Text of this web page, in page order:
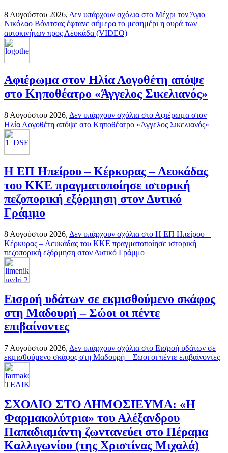
8 Αυγούστου 2026, Δεν υπάρχουν σχόλια στο Mέχρι τον Άγιο
Νικόλαο Βόνιτσας έφτανε σήμερα το μεσημέρι η ουρά των
αυτοκινήτων προς Λευκάδα (VIDEO)
Αφιέρωμα στον Ηλία Λογοθέτη απόψε
στο Κηποθέατρο «Άγγελος Σικελιανός»
8 Αυγούστου 2026, Δεν υπάρχουν σχόλια στο Αφιέρωμα στον
Ηλία Λογοθέτη απόψε στο Κηποθέατρο «Άγγελος Σικελιανός»
Η ΕΠ Ηπείρου – Κέρκυρας – Λευκάδας
του ΚΚΕ πραγματοποίησε ιστορική
πεζοπορική εξόρμηση στον Δυτικό
Γράμμο
8 Αυγούστου 2026, Δεν υπάρχουν σχόλια στο Η ΕΠ Ηπείρου –
Κέρκυρας – Λευκάδας του ΚΚΕ πραγματοποίησε ιστορική
πεζοπορική εξόρμηση στον Δυτικό Γράμμο
Εισροή υδάτων σε εκμισθούμενο σκάφος
στη Μαδουρή – Σώοι οι πέντε
επιβαίνοντες
7 Αυγούστου 2026, Δεν υπάρχουν σχόλια στο Εισροή υδάτων σε
εκμισθούμενο σκάφος στη Μαδουρή – Σώοι οι πέντε επιβαίνοντες
ΣΧΟΛΙΟ ΣΤΟ ΔΗΜΟΣΙΕΥΜΑ: «Η
Φαρμακολύτρια» του Αλέξανδρου
Παπαδιαμάντη ζωντανεύει στο Πέραμα
Καλλιγωνίου (της Χριστίνας Μιχαλά)